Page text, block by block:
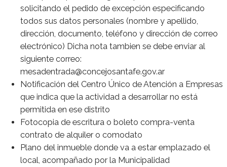
solicitando el pedido de excepción especificando
todos sus datos personales (nombre y apellido,
dirección, documento, teléfono y dirección de correo
electrónico) Dicha nota tambien se debe enviar al
siguiente correo:
mesadentrada@concejosantafe.gov.ar
Notificación del Centro Único de Atención a Empresas
que indica que la actividad a desarrollar no está
permitida en ese distrito
Fotocopia de escritura o boleto compra-venta
contrato de alquiler o comodato
Plano del inmueble donde va a estar emplazado el
local, acompañado por la Municipalidad